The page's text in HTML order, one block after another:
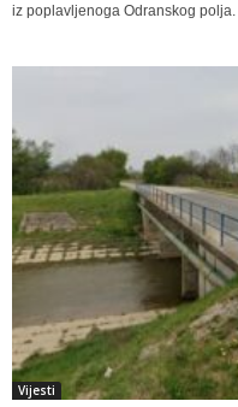
iz poplavljenoga Odranskog
Vijesti